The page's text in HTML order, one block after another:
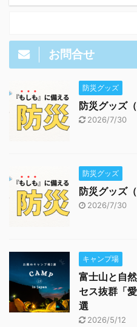
お問合せ
防災グッズ
防災グッズ
2026/7/30
防災グッズ
防災グッズ
2026/7/30
キャンプ場
富士山と自
セス抜群「
選
2026/5/12